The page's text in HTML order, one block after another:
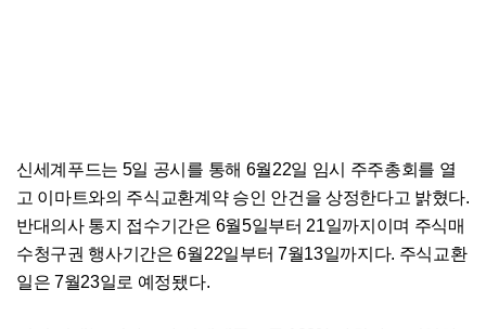
신세계푸드는 5일 공시를 통해 6월22일 임시 주주총회를 열
고 이마트와의 주식교환계약 승인 안건을 상정한다고 밝혔다.
반대의사 통지 접수기간은 6월5일부터 21일까지이며 주식매
수청구권 행사기간은 6월22일부터 7월13일까지다. 주식교환
일은 7월23일로 예정됐다.